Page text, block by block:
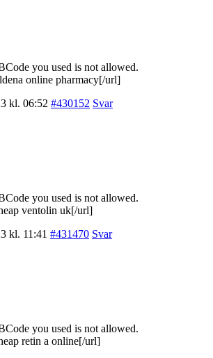
you used is not allowed.
online pharmacy[/url]
kl. 06:52 #430152 Svar
you used is not allowed.
ventolin uk[/url]
kl. 11:41 #431470 Svar
you used is not allowed.
retin a online[/url]